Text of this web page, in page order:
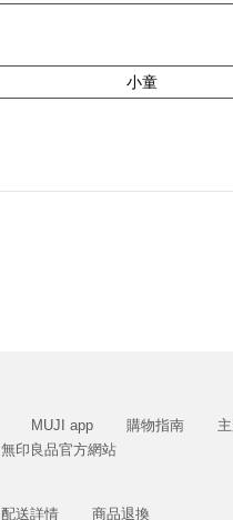
小童
MUJI app 購物指南
無印良品官方網站
配送詳情 商品退換